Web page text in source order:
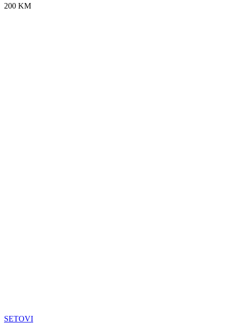
200 KM
SETOVI